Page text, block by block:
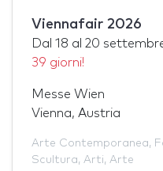
Viennafair 2026
Dal 18 al 20
39 giorni!
Messe Wien
Vienna, Austria
Arte Contemporanea,
Scultura, Arti, Arte